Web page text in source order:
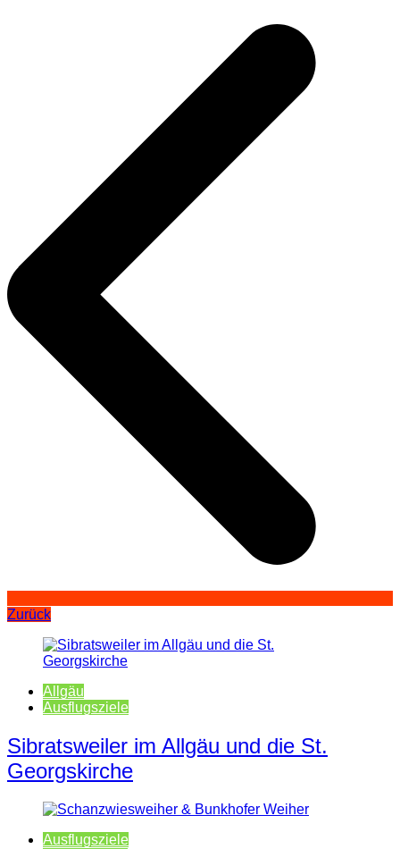
Zurück
Allgäu
Ausflugsziele
Sibratsweiler im Allgäu und die St.
Georgskirche
Ausflugsziele